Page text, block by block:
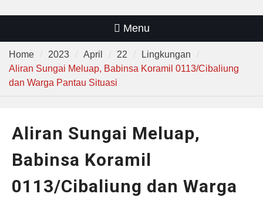
Menu
Home 2023 April 22
Lingkungan
Aliran Sungai Meluap, Babinsa Koramil 0113/Cibaliung
dan Warga Pantau Situasi
Aliran Sungai Meluap,
Babinsa Koramil
0113/Cibaliung dan Warga